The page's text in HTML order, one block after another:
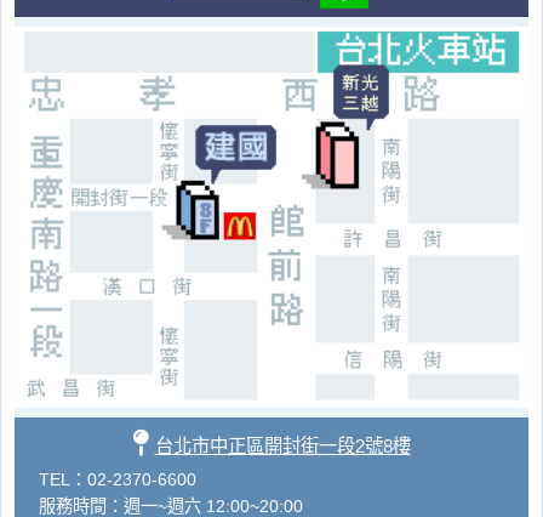
台北市中正區開封街一段2號8樓
TEL：02-2370-6600
服務時間：週一~週六 12:00~20:00